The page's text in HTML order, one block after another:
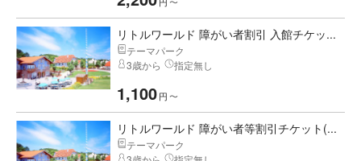
リトルワールド 障がい者割引 入館チケッ...
テーマパーク
3歳から
指定無し
1,100円 〜
リトルワールド 障がい者等割引チケット(...
テーマパーク